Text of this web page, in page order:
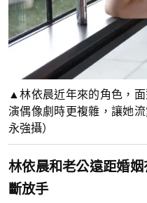
▲林依晨近年來的角色，
演偶像劇時更複雜，讓她
永強攝）
林依晨和老公遠距婚
斷放手